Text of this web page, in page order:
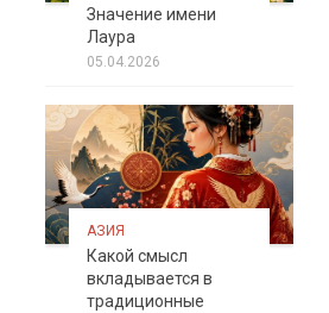
Значение имени
Лаура
05.04.2026
АЗИЯ
Какой смысл
вкладывается в
традиционные